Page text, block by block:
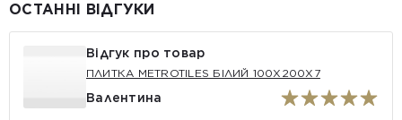
ОСТАННІ ВІДГУКИ
Відгук про товар
ПЛИТКА METROTILES БІЛИЙ 100X200X7
Валентина